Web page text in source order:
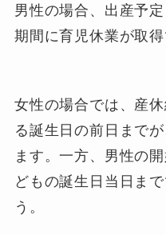
男性の場合、出産予
期間に育児休業が取得
女性の場合では、産
る誕生日の前日まで
ます。一方、男性の
どもの誕生日当日ま
う。